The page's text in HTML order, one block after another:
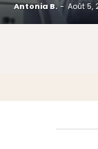
Antonia B. - Août 5,